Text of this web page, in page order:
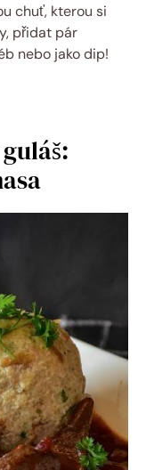
chuť, kterou si
přidat pár
nebo jako dip!